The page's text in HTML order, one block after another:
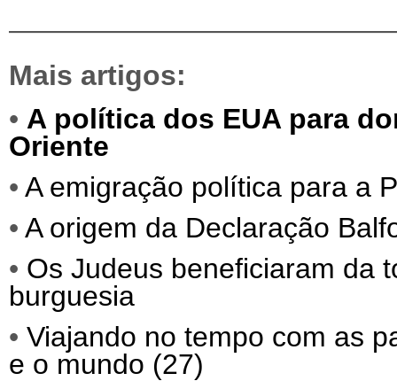
Mais artigos:
• A política dos EUA para
Oriente
• A emigração política para a
• A origem da Declaração
• Os Judeus beneficiaram da
burguesia
• Viajando no tempo com as
e o mundo (27)